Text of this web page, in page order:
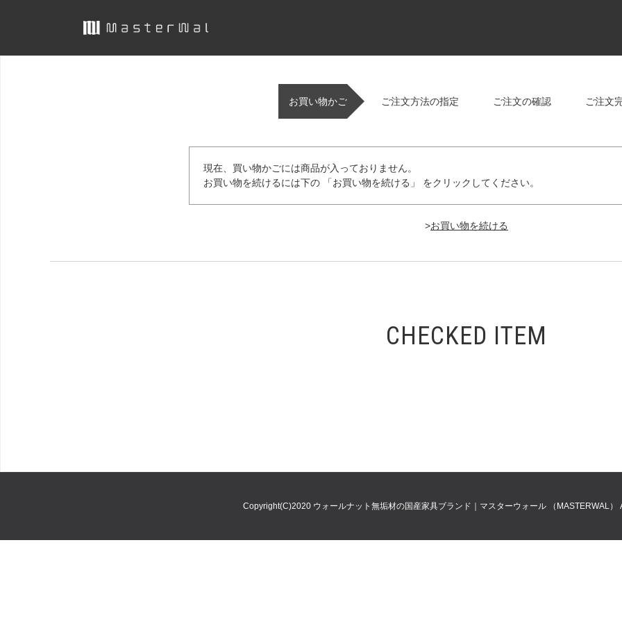
お買い物かご ご注文方法の指定 ご注文の確認 ご注文
現在、買い物かごには商品が入っておりません。
お買い物を続けるには下の 「お買い物を続ける」 をクリックしてください。
>
CHECKED ITEM
Copyright(C)2020 ウォールナット無垢材の国産家具ブランド｜マスターウォール （MASTERWAL）